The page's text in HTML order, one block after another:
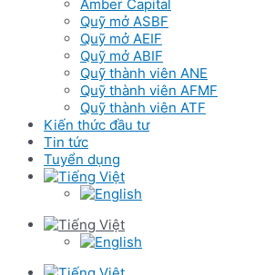
Amber Capital
Quỹ mở ASBF
Quỹ mở AEIF
Quỹ mở ABIF
Quỹ thành viên ANE
Quỹ thành viên AFMF
Quỹ thành viên ATF
Kiến thức đầu tư
Tin tức
Tuyển dụng